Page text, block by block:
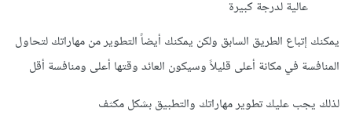
عالية لدرجة كبيرة
يمكنك إتباع الطريق السابق ولكن يمكنك أيضاً التطوير من مهاراتك لتحاول
المنافسة في مكانة أعلى قليلاً وسيكون العائد وقتها أعلى ومنافسة أقل
لذلك يجب عليك تطوير مهاراتك والتطبيق بشكل مكثف